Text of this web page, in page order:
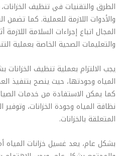
الطرق والتقنيات في تنظيف
والأدوات اللازمة للعملية. كما
المجال اتباع إجراءات السلامة اللازمة
والتعليمات الصحية الخاصة بعملية
يجب الالتزام بعملية تنظيف
المياه وجودتها، حيث ينصح بتنفيذ
كما يمكن الاستفادة من خدمات
نظافة المياه وجودة الخزانات،
المتعلقة بالخزانات.
بشكل عام، يعد غسيل خزانات المياه